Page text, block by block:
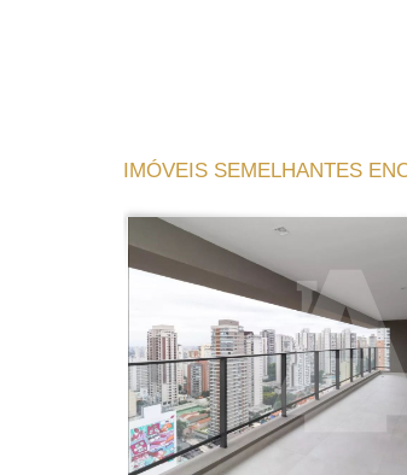
IMÓVEIS SEMELHANTES